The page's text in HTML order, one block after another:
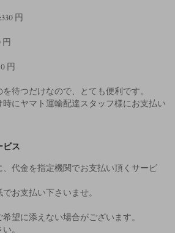
円
円
待つだけなので、とても便利です。
にヤマト運輸配達スタッフ様にお支払い
ビス
代金を指定機関でお支払い頂くサービ
お支払い下さいませ。
望に添えない場合がございます。
。